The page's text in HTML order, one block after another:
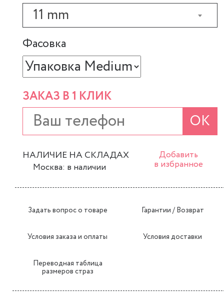
11 mm
Фасовка
ЗАКАЗ В 1 КЛИК
ОК
НАЛИЧИЕ НА СКЛАДАХ
Москва: в наличии
Добавить
в избранное
Задать вопрос о товаре Гарантии / Возврат
Условия заказа и оплаты Условия доставки
Переводная таблица
размеров страз